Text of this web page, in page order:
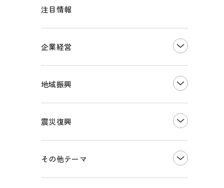
注目情報
企業経営
地域振興
震災復興
その他テーマ